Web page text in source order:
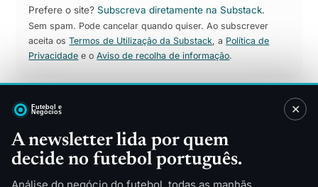
✕
A newsletter lida por quem
decide no futebol português.
Prefere o site?Subscreva diretamente na Substack.
Sem spam. Pode cancelar quando quiser. Ao subscrever
aceita osTermos de Utilização da Substack, a Política de
Privacidade e oAviso de recolha de informação.
Sitemap
Direitos TV
Patrocínios
Merchandising
Finanças